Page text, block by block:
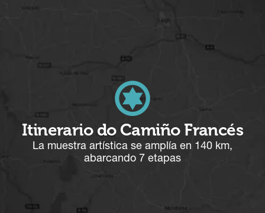
Itinerario do Camiño Francés
La muestra artística se amplía en 140 km,
abarcando 7 etapas